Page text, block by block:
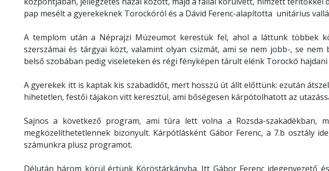
pap mesélt a gyerekeknek Torockóról és a Dávid Ferenc-alapította unitárius
A templom után a Néprajzi Múzeumot kerestük fel, ahol a láttunk többek
szerszámai és tárgyai közt, valamint olyan csizmát, ami se nem jobb-, se
belső szobában pedig viseleteken és régi fényképen tárult elénk Torockó hajdani
A gyerekek itt is kaptak kis szabadidőt, mert hosszú út állt előttünk: ezután
hihetetlen, festői tájakon vitt keresztül, ami bőségesen kárpótolhatott az
Sajnos a következő program, ami túra lett volna a Rozsda-szakadékban,
megközelíthetetlennek bizonyult. Kárpótlásként Gábor Ferenc, a 7.b osztály
számunkra plusz programot.
Délután három körül értünk Köröstárkányba. Itt Gábor Ferenc idegenvezető